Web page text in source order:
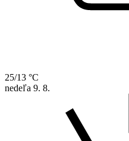
25/13 °C
nedeľa 9. 8.